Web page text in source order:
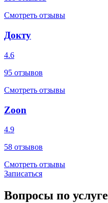
Смотреть отзывы
Докту
4.6
95 отзывов
Смотреть отзывы
Zoon
4.9
58 отзывов
Смотреть отзывы
Записаться
Вопросы по услуге